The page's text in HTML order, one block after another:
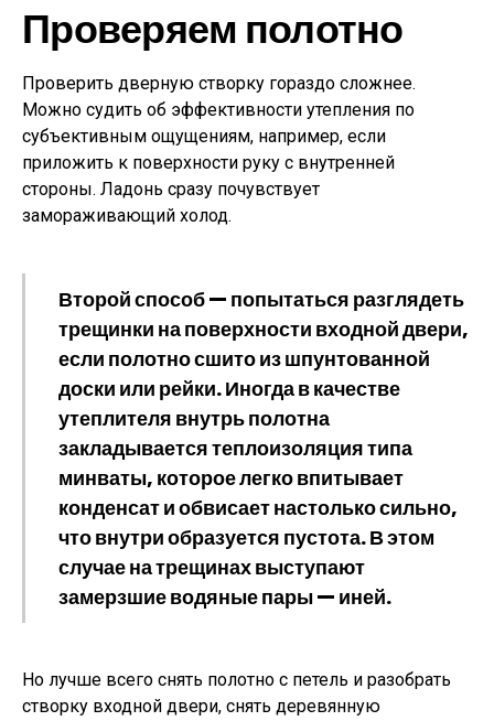
Проверяем полотно
Проверить дверную створку гораздо сложнее.
Можно судить об эффективности утепления по
субъективным ощущениям, например, если
приложить к поверхности руку с внутренней
стороны. Ладонь сразу почувствует
замораживающий холод.
Второй способ — попытаться разглядеть
трещинки на поверхности входной двери,
если полотно сшито из шпунтованной
доски или рейки. Иногда в качестве
утеплителя внутрь полотна
закладывается теплоизоляция типа
минваты, которое легко впитывает
конденсат и обвисает настолько сильно,
что внутри образуется пустота. В этом
случае на трещинах выступают
замерзшие водяные пары — иней.
Но лучше всего снять полотно с петель и разобрать
створку входной двери, снять деревянную